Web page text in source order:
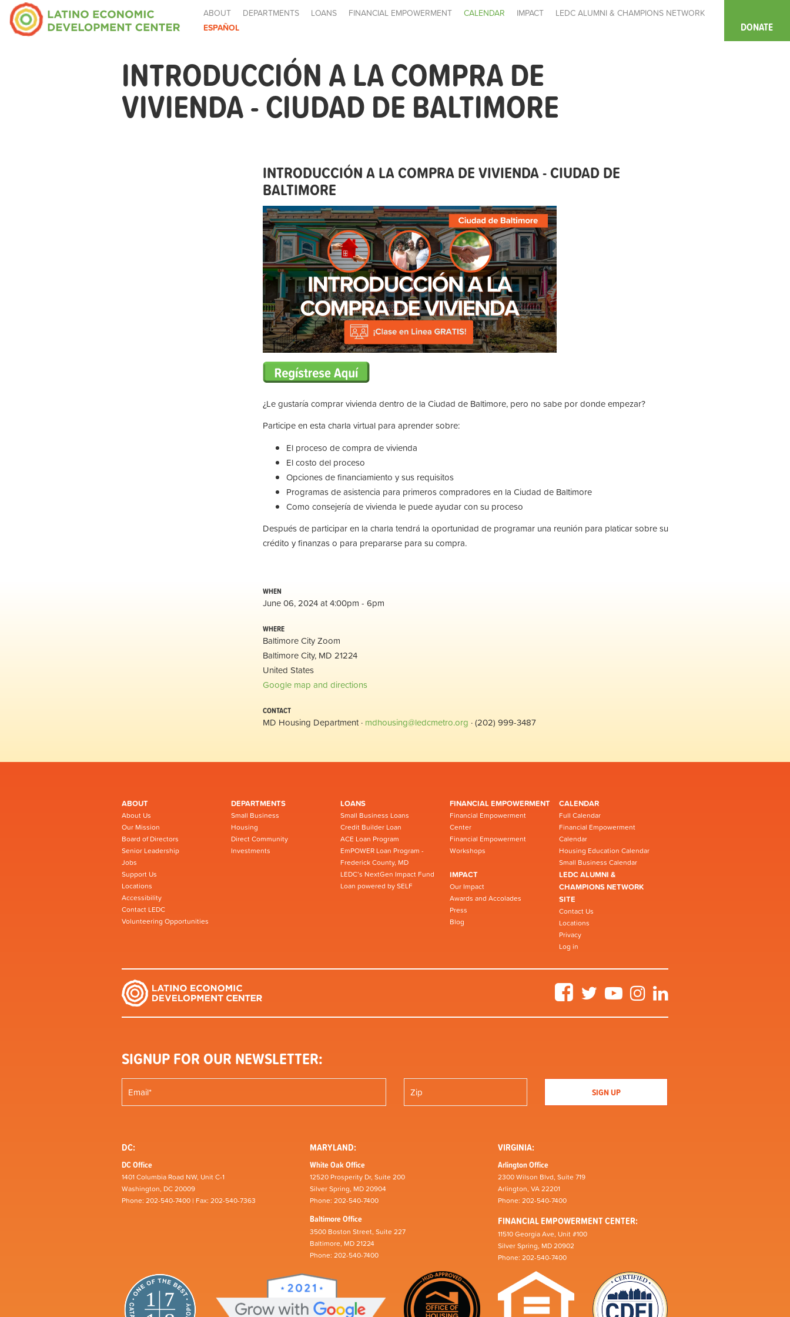
ABOUT DEPARTMENTS LOANS FINANCIAL EMPOWERMENT CALENDAR IMPACT
LEDC ALUMNI & CHAMPIONS NETWORK
ESPAÑOL
DONATE
INTRODUCCIÓN A LA COMPRA DE
VIVIENDA - CIUDAD DE BALTIMORE
INTRODUCCIÓN A LA COMPRA DE VIVIENDA - CIUDAD DE
BALTIMORE
¿Le gustaría comprar vivienda dentro de la Ciudad de Baltimore, pero no sabe por donde empezar?
Participe en esta charla virtual para aprender sobre:
El proceso de compra de vivienda
El costo del proceso
Opciones de financiamiento y sus requisitos
Programas de asistencia para primeros compradores en la Ciudad de Baltimore
Como consejería de vivienda le puede ayudar con su proceso
Después de participar en la charla tendrá la oportunidad de programar una reunión para platicar sobre su
crédito y finanzas o para prepararse para su compra.
WHEN
June 06, 2024 at 4:00pm - 6pm
WHERE
Baltimore City Zoom
Baltimore City, MD 21224
United States
Google map and directions
CONTACT
MD Housing Department · mdhousing@ledcmetro.org · (202) 999-3487
ABOUT
About Us
Our Mission
Board of Directors
Senior Leadership
Jobs
Support Us
Locations
Accessibility
Contact LEDC
Volunteering Opportunities
DEPARTMENTS
Small Business
Housing
Direct Community
Investments
LOANS
Small Business Loans
Credit Builder Loan
ACE Loan Program
EmPOWER Loan Program -
Frederick County, MD
LEDC’s NextGen Impact Fund
Loan powered by SELF
FINANCIAL EMPOWERMENT
Financial Empowerment
Center
Financial Empowerment
Workshops
CALENDAR
Full Calendar
Financial Empowerment
Calendar
Housing Education Calendar
Small Business Calendar
IMPACT
Our Impact
Awards and Accolades
Press
Blog
LEDC ALUMNI &
CHAMPIONS NETWORK
SITE
Contact Us
Locations
Privacy
Log in
FacebookTwitter YouTubeInstagram
SIGNUP FOR OUR NEWSLETTER:
DC:
DC Office
1401 Columbia Road NW, Unit C-1
Washington, DC 20009
Phone: 202-540-7400 | Fax: 202-540-7363
MARYLAND:
White Oak Office
12520 Prosperity Dr, Suite 200
Silver Spring, MD 20904
Phone: 202-540-7400
Baltimore Office
3500 Boston Street, Suite 227
Baltimore, MD 21224
Phone: 202-540-7400
VIRGINIA:
Arlington Office
2300 Wilson Blvd, Suite 719
Arlington, VA 22201
Phone: 202-540-7400
FINANCIAL EMPOWERMENT CENTER:
11510 Georgia Ave, Unit #100
Silver Spring, MD 20902
Phone: 202-540-7400